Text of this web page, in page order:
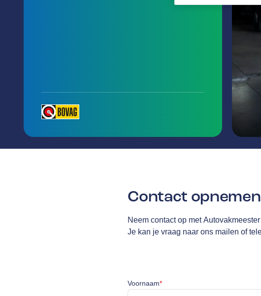
Contact
Neem contact op met
Je kan je vraag naar ons mailen of
Voornaam*Voornaam is verplicht